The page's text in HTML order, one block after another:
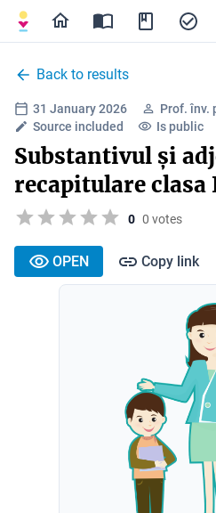
Back to results
31 January 2026
Prof. înv.
Source included
Is public
Substantivul și
recapitulare clasa
0 0 votes
OPEN Copy link